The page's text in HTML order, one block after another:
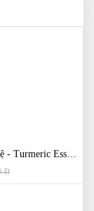
Tinh Dầu Nghệ - Turmeric Essential Oil
Đ